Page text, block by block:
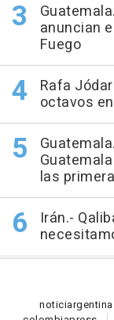
anuncian
Fuego
Rafa
octavos
las
Irán.-
noticiargentina